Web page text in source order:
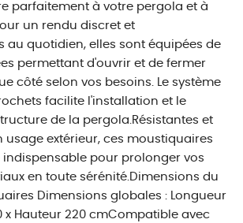
parfaitement à votre pergola et à
un rendu discret et
au quotidien, elles sont équipées de
permettant d'ouvrir et de fermer
côté selon vos besoins. Le système
facilite l'installation et le
de la pergola.Résistantes et
usage extérieur, ces moustiquaires
indispensable pour prolonger vos
en toute sérénité.Dimensions du
Dimensions globales : Longueur
x Hauteur 220 cmCompatible avec